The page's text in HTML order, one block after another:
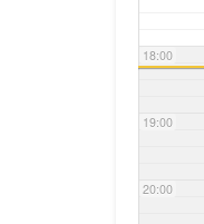
18:00
19:00
20:00